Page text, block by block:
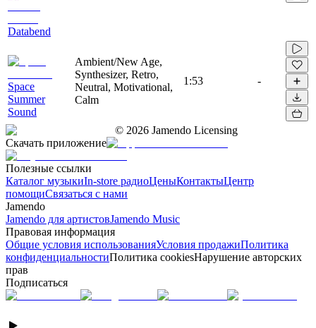
Databend
Space
Summer
Sound
Ambient/New Age,
Synthesizer, Retro,
Neutral, Motivational,
Calm
1:53 -
© 2026 Jamendo Licensing
Скачать приложение
Полезные ссылки
Каталог музыкиIn-store радиоЦеныКонтактыЦентр
помощиСвязаться с нами
Jamendo
Jamendo для артистовJamendo Music
Правовая информация
Общие условия использованияУсловия продажиПолитика
конфиденциальностиПолитика cookiesНарушение авторских
прав
Подписаться